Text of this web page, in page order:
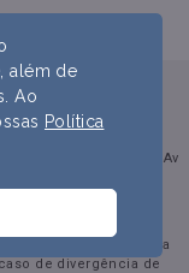
08.638.790/0001-47 | Av
venda online. Venda
de divergência de
além de
Ao
Política